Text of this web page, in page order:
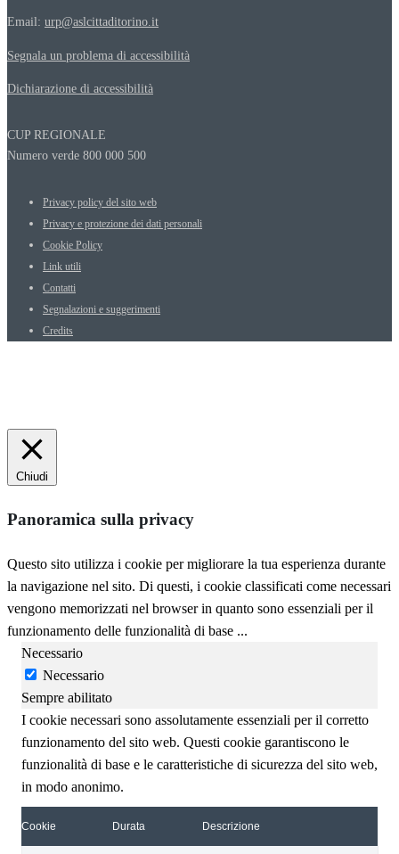
Email: urp@aslcittaditorino.it
Segnala un problema di accessibilità
Dichiarazione di accessibilità
CUP REGIONALE
Numero verde 800 000 500
Privacy policy del sito web
Privacy e protezione dei dati personali
Cookie Policy
Link utili
Contatti
Segnalazioni e suggerimenti
Credits
Chiudi
Panoramica sulla privacy
Questo sito utilizza i cookie per migliorare la tua esperienza durante
la navigazione nel sito. Di questi, i cookie classificati come necessari
vengono memorizzati nel browser in quanto sono essenziali per il
funzionamento delle funzionalità di base ...
Necessario
Necessario
Sempre abilitato
I cookie necessari sono assolutamente essenziali per il corretto
funzionamento del sito web. Questi cookie garantiscono le
funzionalità di base e le caratteristiche di sicurezza del sito web,
in modo anonimo.
Cookie Durata Descrizione